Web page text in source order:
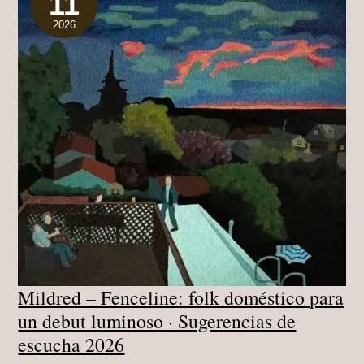
PRESENTE
2026
Mildred – Fenceline: folk doméstico para
un debut luminoso · Sugerencias de
escucha 2026